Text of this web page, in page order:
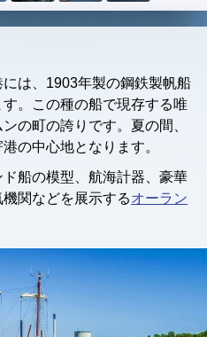
は、1903年製の鋼鉄製帆船
。この種の船で現存する唯
の町の誇りです。夏の間、
の中心地となります。
船の模型、航海計器、豪華
関などを展示するオーラン